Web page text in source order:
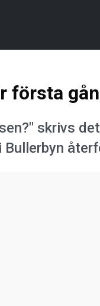
första
skrivs
Bullerbyn